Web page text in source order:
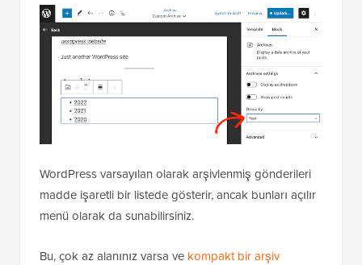
WordPress varsayılan olarak arşivlenmiş gönderileri
madde işaretli bir listede gösterir, ancak bunları açılır
menü olarak da sunabilirsiniz.
Bu, çok az alanınız varsa ve kompakt bir arşiv